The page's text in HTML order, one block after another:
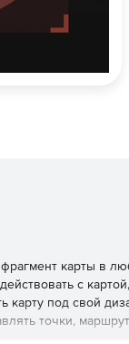
карты в
с
карту под свой
точки,